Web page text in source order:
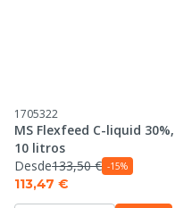
1705322
MS Flexfeed C-liquid 30%,
10 litros
Desde133,50 € -15%
113,47 €